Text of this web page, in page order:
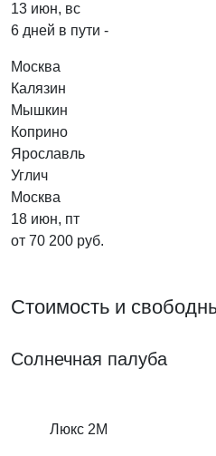
13 июн, вс
6 дней в пути -
Москва
Калязин
Мышкин
Коприно
Ярославль
Углич
Москва
18 июн, пт
от 70 200 руб.
Стоимость и
Солнечная палуба
Люкс 2M